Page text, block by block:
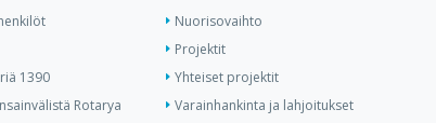
1390
Rotarya
Nuorisovaihto
Projektit
Yhteiset projektit
Varainhankinta ja lahjoitukset